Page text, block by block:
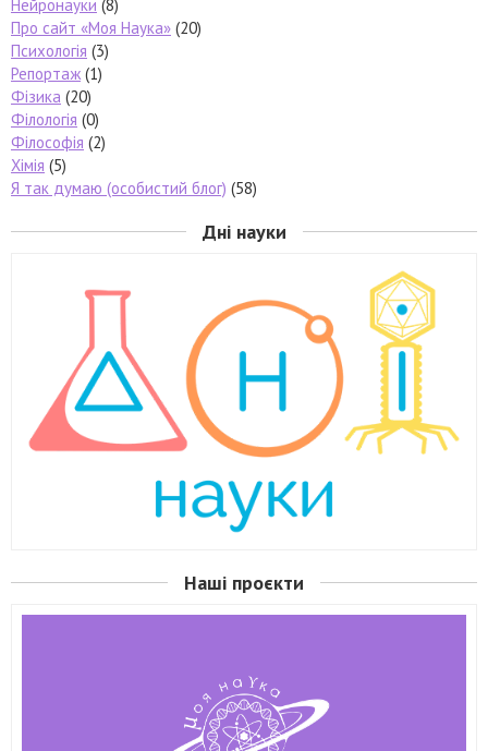
Нейронауки (8)
Про сайт «Моя Наука» (20)
Психологія (3)
Репортаж(1)
Фізика (20)
Філологія (0)
Філософія (2)
Хімія (5)
Я так думаю (особистий блог) (58)
Дні науки
Наші проєкти